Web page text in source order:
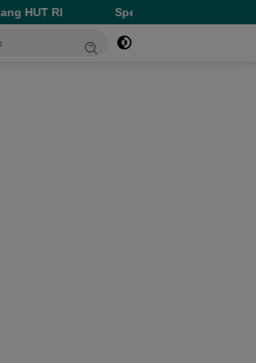
Spesial HUT ke-81 RI, Perumda Ake Gaale